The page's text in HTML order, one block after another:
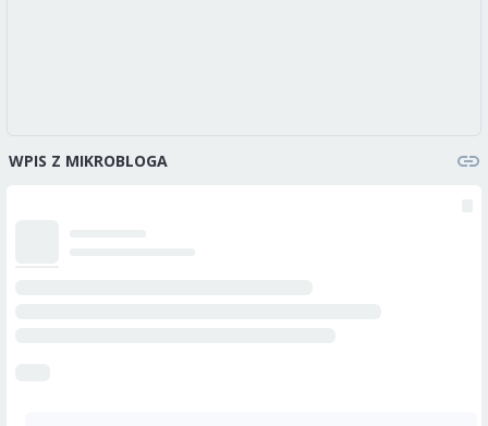
WPIS Z MIKROBLOGA